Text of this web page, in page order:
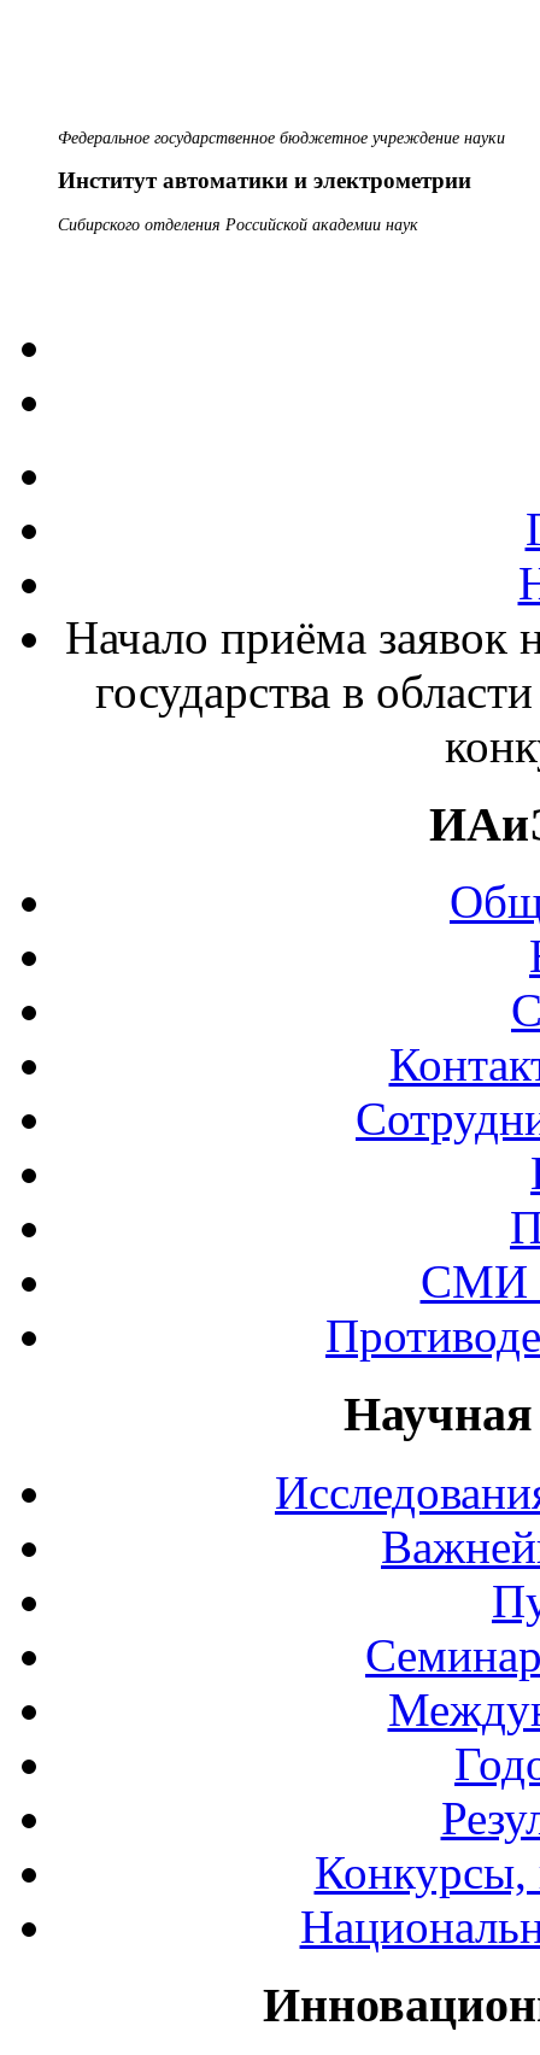
Федеральное государственное бюджетное учреждение науки
Институт автоматики и электрометрии
Сибирского отделения Российской академии наук
Начало приёма
государства в
СМИ
Научная
Конкурсы,